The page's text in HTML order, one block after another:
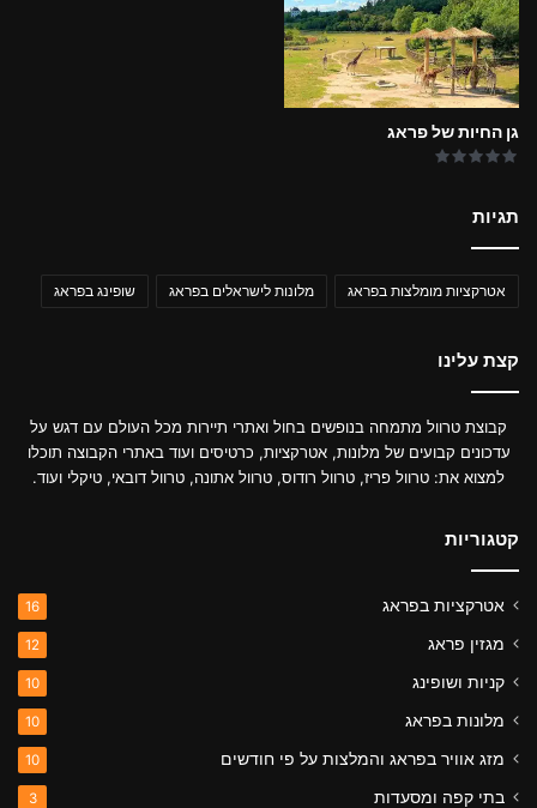
גן החיות של פראג
תגיות
אטרקציות מומלצות בפראג מלונות לישראלים בפראג שופינג בפראג
קצת עלינו
קבוצת טרוול מתמחה בנופשים בחול ואתרי תיירות מכל העולם עם דגש על
עדכונים קבועים של מלונות, אטרקציות, כרטיסים ועוד באתרי הקבוצה תוכלו
למצוא את: טרוול פריז, טרוול רודוס, טרוול אתונה, טרוול דובאי, טיקלי ועוד.
קטגוריות
אטרקציות בפראג 16
מגזין פראג 12
קניות ושופינג 10
מלונות בפראג 10
מזג אוויר בפראג והמלצות על פי חודשים 10
בתי קפה ומסעדות 3